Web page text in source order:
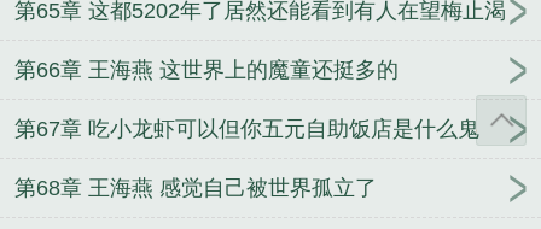
第65章 这都5202年了居然还能看到有人在望梅止渴
第66章 王海燕 这世界上的魔童还挺多的
第67章 吃小龙虾可以但你五元自助饭店是什么鬼
第68章 王海燕 感觉自己被世界孤立了